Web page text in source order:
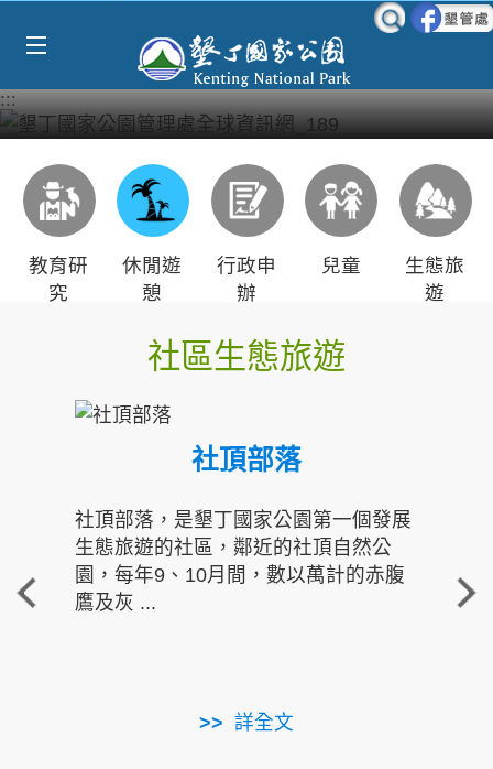
:::
教育研
究
休閒遊
憩
行政申
辦
兒童
生態旅
遊
社區生態旅遊
社頂部落
社頂部落，是墾丁國家公園第一個發展
生態旅遊的社區，鄰近的社頂自然公
園，每年9、10月間，數以萬計的赤腹
鷹及灰 ...
詳全文
重
走進